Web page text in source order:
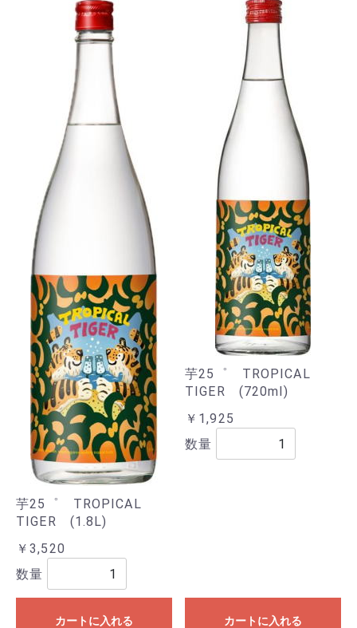
芋25゜ TROPICAL
TIGER (1.8L)
￥3,520
数量
カートに入れる
芋25゜ TROPICAL
TIGER (720ml)
￥1,925
数量
カートに入れる